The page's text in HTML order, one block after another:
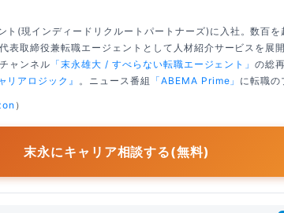
ト(現インディードリクルートパートナーズ)に入社。数百を
表取締役兼転職エージェントとして人材紹介サービスを展
ャンネル 「末永雄大 / すべらない転職エージェント」の総
リアロジック』 。ニュース番組 「ABEMA Prime」 に転職の
）
末永にキャリア相談する(無料)